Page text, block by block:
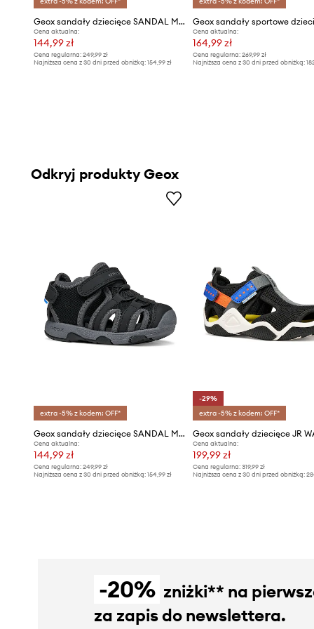
Geox sandały dziecięce SANDAL MULTY
Cena aktualna:
144,99 zł
Cena regularna: 249,99 zł
Najniższa cena z 30 dni przed obniżką: 154,99 zł
Cena aktualna:
164,99 zł
Cena regularna:269,99 zł
Najniższa cena z 30 dni przed obniżką:
Odkryj produkty Geox
extra -5% z kodem: OFF*
Geox sandały dziecięce SANDAL MULTY
Cena aktualna:
144,99 zł
Cena regularna: 249,99 zł
Najniższa cena z 30 dni przed obniżką: 154,99 zł
-29%
extra -5% z kodem: OFF*
Geox sandały dziecięce JR
Cena aktualna:
199,99 zł
Cena regularna:319,99 zł
Najniższa cena z 30 dni przed obniżką:
-20% zniżki** na
za zapis do newslettera.